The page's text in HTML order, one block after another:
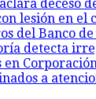
deceso
lesión en el
del Banco
detecta
en
a